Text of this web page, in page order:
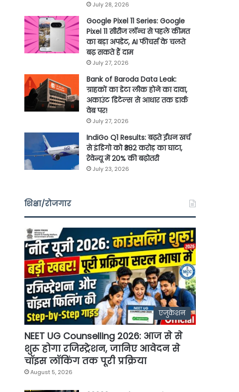
July 28, 2026
Google Pixel 11 Series: Google
Pixel 11 सीरीज लॉन्च से पहले कीमत
का बड़ा अपडेट, AI फीचर्स के चलते
बढ़ सकते हैं दाम
July 27, 2026
Bank of Baroda Data Leak:
ग्राहकों का डेटा लीक होने का दावा,
अकाउंट डिटेल्स से आधार तक डार्क
वेब पर!
July 27, 2026
IndiGo Q1 Results: बढ़ते ईंधन खर्च
से इंडिगो को ₹382 करोड़ का घाटा,
रेवेन्यू में 20% की बढ़ोतरी
July 23, 2026
शिक्षा/रोजगार
एजुकेशन
NEET UG Counselling 2026: आज से से
शुरू होगा रजिस्ट्रेशन, जानिए आवेदन से
चॉइस लॉकिंग तक पूरी प्रक्रिया
August 5, 2026